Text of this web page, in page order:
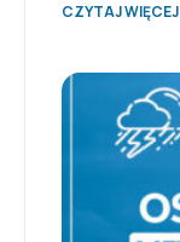
CZYTAJ WIĘCEJ